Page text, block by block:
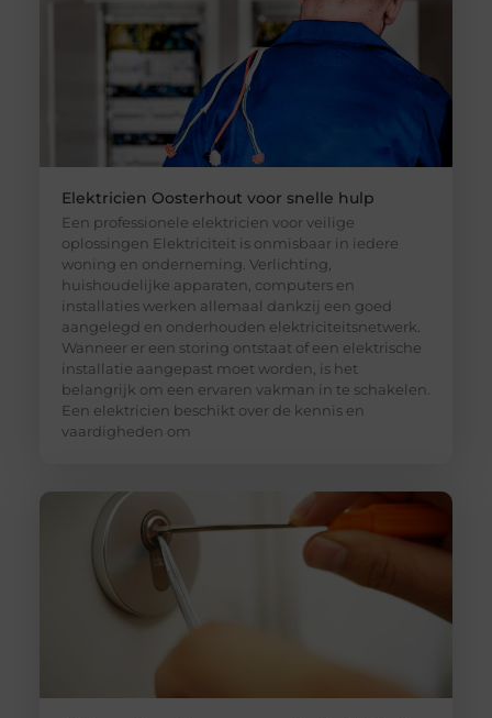
Elektricien Oosterhout voor snelle hulp
Een professionele elektricien voor veilige
oplossingen Elektriciteit is onmisbaar in iedere
woning en onderneming. Verlichting,
huishoudelijke apparaten, computers en
installaties werken allemaal dankzij een goed
aangelegd en onderhouden elektriciteitsnetwerk.
Wanneer er een storing ontstaat of een elektrische
installatie aangepast moet worden, is het
belangrijk om een ervaren vakman in te schakelen.
Een elektricien beschikt over de kennis en
vaardigheden om